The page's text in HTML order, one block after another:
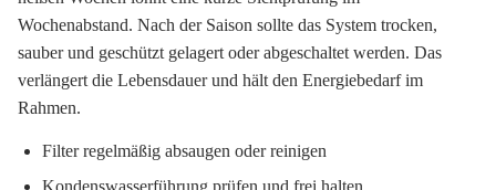
Wochenabstand. Nach der Saison sollte das System trocken,
sauber und geschützt gelagert oder abgeschaltet werden. Das
verlängert die Lebensdauer und hält den Energiebedarf im
Rahmen.
Filter regelmäßig absaugen oder reinigen
Kondenswasserführung prüfen und frei halten